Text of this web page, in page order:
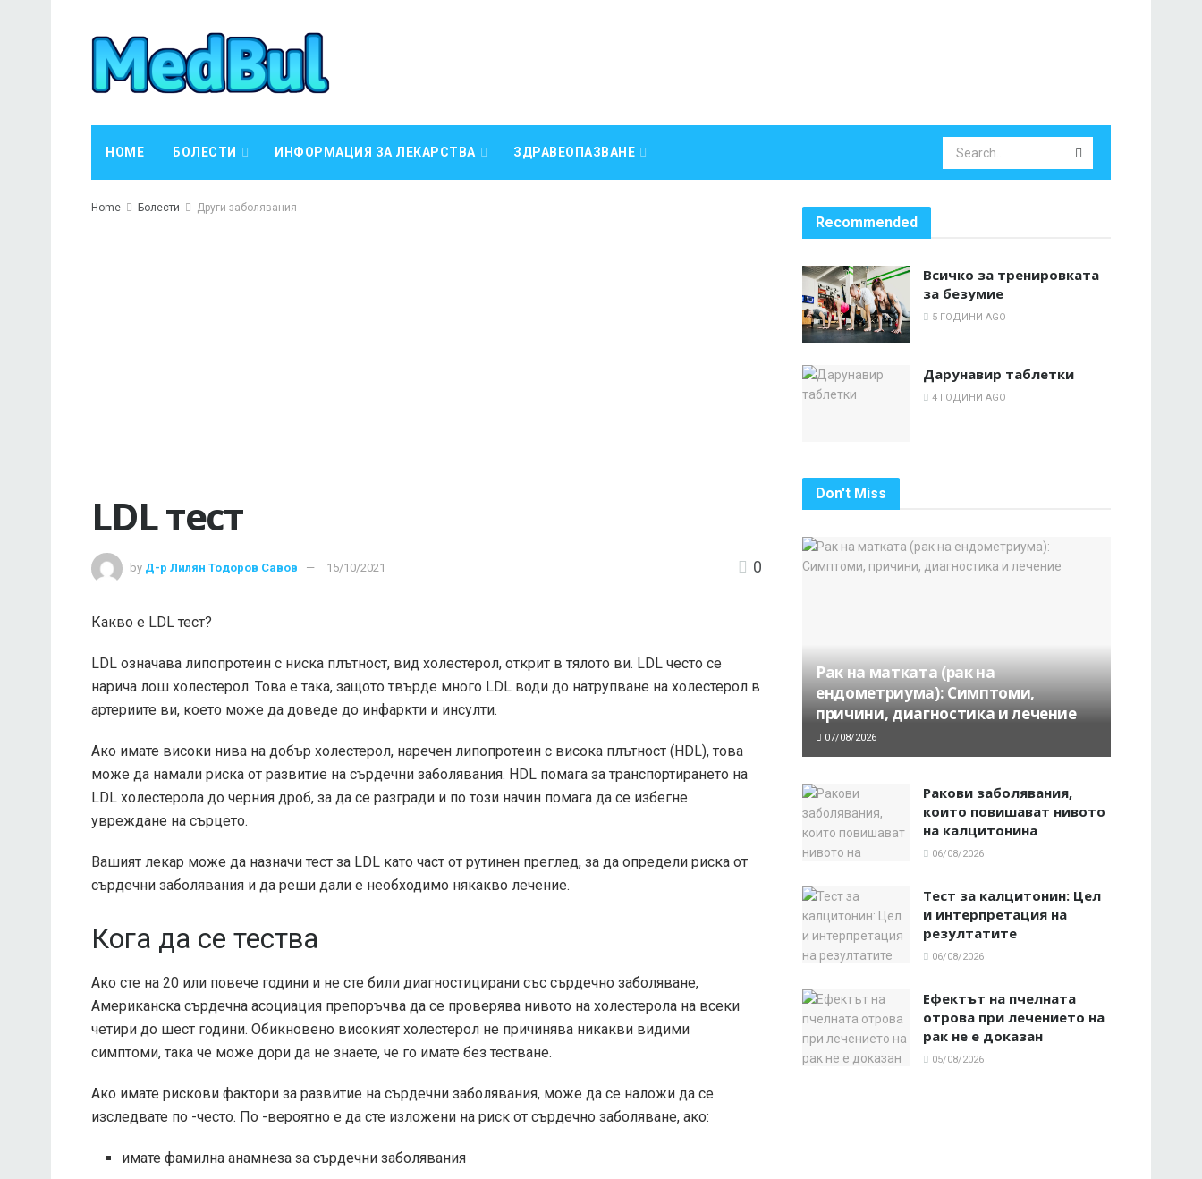
HOME БОЛЕСТИ ИНФОРМАЦИЯ ЗА ЛЕКАРСТВА ЗДРАВЕОПАЗВАНЕ
Home Болести Други заболявания
LDL тест
by Д-р Лилян Тодоров Савов 15/10/2021 0
Какво е LDL тест?
LDL означава липопротеин с ниска плътност, вид холестерол, открит в тялото ви. LDL често се
нарича лош холестерол. Това е така, защото твърде много LDL води до натрупване на холестерол в
артериите ви, което може да доведе до инфаркти и инсулти.
Ако имате високи нива на добър холестерол, наречен липопротеин с висока плътност (HDL), това
може да намали риска от развитие на сърдечни заболявания. HDL помага за транспортирането на
LDL холестерола до черния дроб, за да се разгради и по този начин помага да се избегне
увреждане на сърцето.
Вашият лекар може да назначи тест за LDL като част от рутинен преглед, за да определи риска от
сърдечни заболявания и да реши дали е необходимо някакво лечение.
Кога да се тества
Ако сте на 20 или повече години и не сте били диагностицирани със сърдечно заболяване,
Американска сърдечна асоциация препоръчва да се проверява нивото на холестерола на всеки
четири до шест години. Обикновено високият холестерол не причинява никакви видими
симптоми, така че може дори да не знаете, че го имате без тестване.
Ако имате рискови фактори за развитие на сърдечни заболявания, може да се наложи да се
изследвате по -често. По -вероятно е да сте изложени на риск от сърдечно заболяване, ако:
имате фамилна анамнеза за сърдечни заболявания
Recommended
Всичко за тренировката
за безумие
5 ГОДИНИ AGO
Дарунавир таблетки
4 ГОДИНИ AGO
Don't Miss
Рак на матката (рак на
ендометриума): Симптоми,
причини, диагностика и лечение
07/08/2026
Ракови заболявания,
които повишават нивото
на калцитонина
06/08/2026
Тест за калцитонин: Цел
и интерпретация на
резултатите
06/08/2026
Ефектът на пчелната
отрова при лечението на
рак не е доказан
05/08/2026